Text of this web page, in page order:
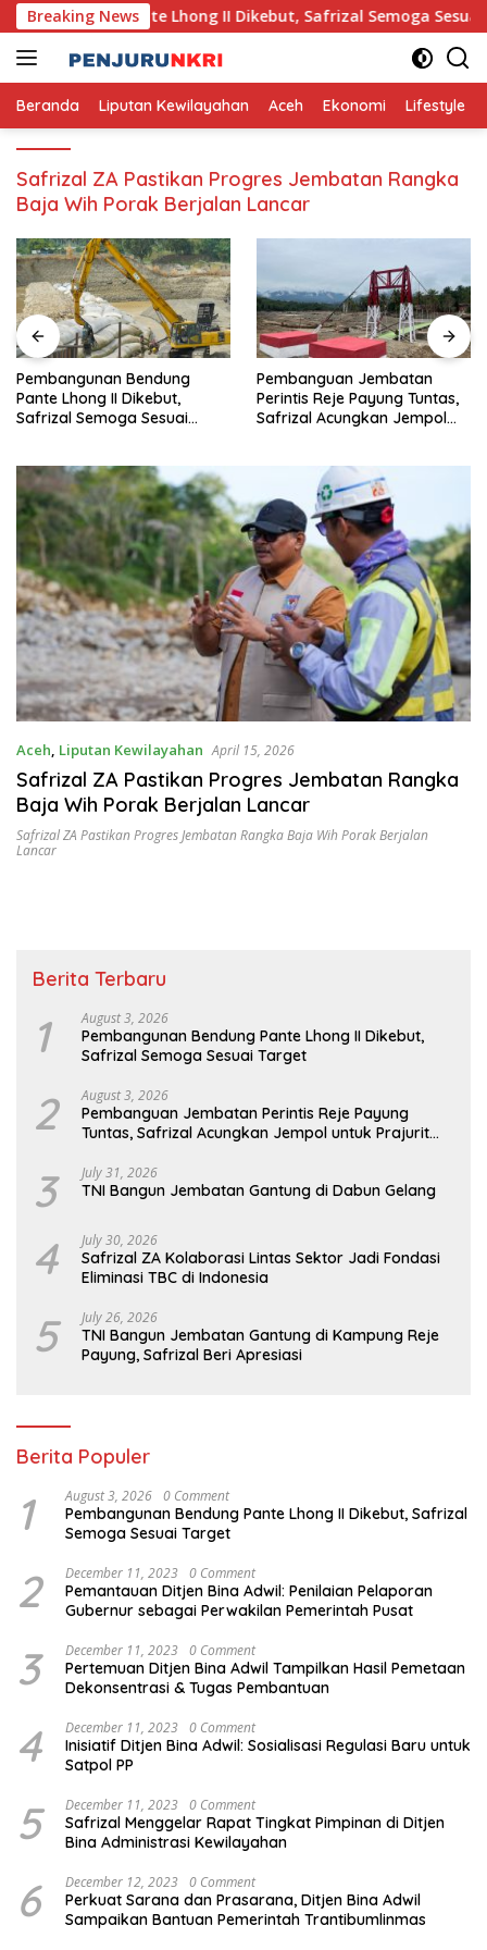
Skip
to
content
Breaking News
Bendung Pante Lhong II Dikebut, Safrizal Semoga Sesuai
Beranda Liputan Kewilayahan Aceh Ekonomi Lifestyle
Safrizal ZA Pastikan Progres Jembatan Rangka
Baja Wih Porak Berjalan Lancar
Bendung
Dikebut,
Sesuai
Pembanguan Jembatan
Perintis Reje Payung Tuntas,
Safrizal Acungkan Jempol
TNI Bangun
Gantung di
Aceh, Liputan Kewilayahan April 15, 2026
Safrizal ZA Pastikan Progres Jembatan Rangka
Baja Wih Porak Berjalan Lancar
Safrizal ZA Pastikan Progres Jembatan Rangka Baja Wih Porak Berjalan
Lancar
Berita Terbaru
1 August 3, 2026
Pembangunan Bendung Pante Lhong II Dikebut,
Safrizal Semoga Sesuai Target
2 August 3, 2026
Pembanguan Jembatan Perintis Reje Payung
Tuntas, Safrizal Acungkan Jempol untuk Prajurit
3 July 31, 2026
TNI Bangun Jembatan Gantung di Dabun Gelang
4 July 30, 2026
Safrizal ZA Kolaborasi Lintas Sektor Jadi Fondasi
Eliminasi TBC di Indonesia
5 July 26, 2026
TNI Bangun Jembatan Gantung di Kampung Reje
Payung, Safrizal Beri Apresiasi
Berita Populer
1 August 3, 2026 0 Comment
Pembangunan Bendung Pante Lhong II Dikebut, Safrizal
Semoga Sesuai Target
2 December 11, 2023 0 Comment
Pemantauan Ditjen Bina Adwil: Penilaian Pelaporan
Gubernur sebagai Perwakilan Pemerintah Pusat
3 December 11, 2023 0 Comment
Pertemuan Ditjen Bina Adwil Tampilkan Hasil Pemetaan
Dekonsentrasi & Tugas Pembantuan
4 December 11, 2023 0 Comment
Inisiatif Ditjen Bina Adwil: Sosialisasi Regulasi Baru untuk
Satpol PP
5 December 11, 2023 0 Comment
Safrizal Menggelar Rapat Tingkat Pimpinan di Ditjen
Bina Administrasi Kewilayahan
6 December 12, 2023 0 Comment
Perkuat Sarana dan Prasarana, Ditjen Bina Adwil
Sampaikan Bantuan Pemerintah Trantibumlinmas